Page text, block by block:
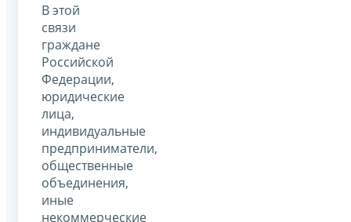
В этой
связи
граждане
Российской
Федерации,
юридические
лица,
индивидуальные
предприниматели,
общественные
объединения,
иные
некоммерческие